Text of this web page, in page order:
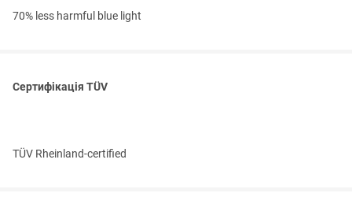
70% less harmful blue light
Сертифікація TÜV
TÜV Rheinland-certified